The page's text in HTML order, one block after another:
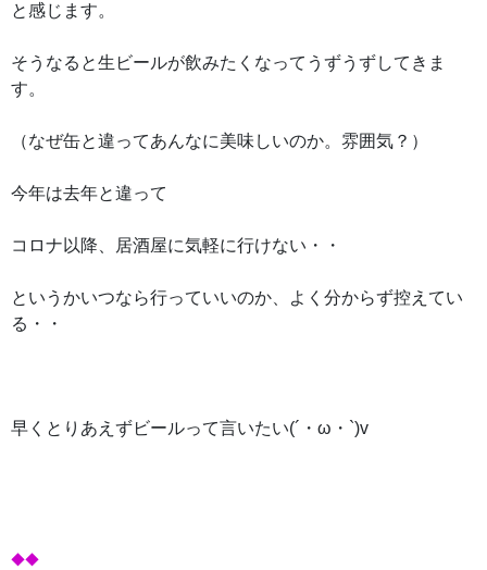
と感じます。
そうなると生ビールが飲みたくなってうずうずしてきま
す。
（なぜ缶と違ってあんなに美味しいのか。雰囲気？）
今年は去年と違って
コロナ以降、居酒屋に気軽に行けない・・
というかいつなら行っていいのか、よく分からず控えてい
る・・
早くとりあえずビールって言いたい(´・ω・`)v
◆◆